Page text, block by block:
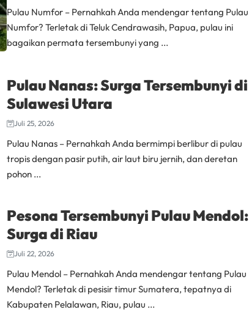
Pulau Numfor – Pernahkah Anda mendengar tentang Pulau
Numfor? Terletak di Teluk Cendrawasih, Papua, pulau ini
bagaikan permata tersembunyi yang ...
Pulau Nanas: Surga Tersembunyi di
Sulawesi Utara
Juli 25, 2026
Pulau Nanas – Pernahkah Anda bermimpi berlibur di pulau
tropis dengan pasir putih, air laut biru jernih, dan deretan
pohon ...
Pesona Tersembunyi Pulau Mendol:
Surga di Riau
Juli 22, 2026
Pulau Mendol – Pernahkah Anda mendengar tentang Pulau
Mendol? Terletak di pesisir timur Sumatera, tepatnya di
Kabupaten Pelalawan, Riau, pulau ...